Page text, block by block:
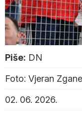
Piše: DN
Foto: Vjeran
02. 06. 2026.